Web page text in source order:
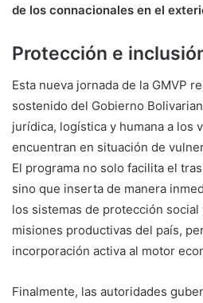
de los connacionales en el
Protección e
Esta nueva jornada de la GMVP
sostenido del Gobierno
jurídica, logística y humana a los
encuentran en situación de
El programa no solo facilita el
sino que inserta de manera
los sistemas de protección social
misiones productivas del país,
incorporación activa al motor
Finalmente, las autoridades